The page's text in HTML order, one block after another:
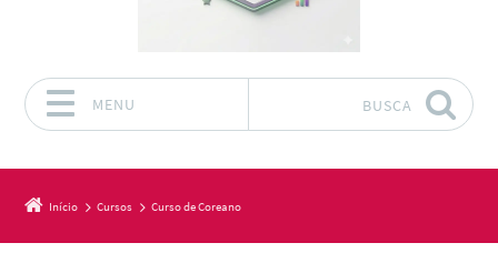
MENU BUSCA
Início Cursos Curso de Coreano